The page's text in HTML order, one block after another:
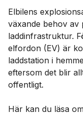
Elbilens
växande behov av
laddinfrastruktur.
elfordon (EV) är
laddstation i
eftersom det blir
offentligt.
Här kan du läsa